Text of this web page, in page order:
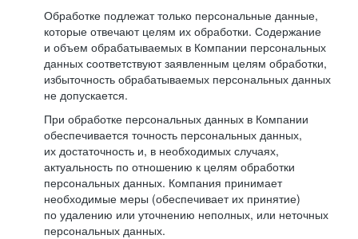
Обработке подлежат только персональные данные,
которые отвечают целям их обработки. Содержание
и объем обрабатываемых в Компании персональных
данных соответствуют заявленным целям обработки,
избыточность обрабатываемых персональных данных
не допускается.
При обработке персональных данных в Компании
обеспечивается точность персональных данных,
их достаточность и, в необходимых случаях,
актуальность по отношению к целям обработки
персональных данных. Компания принимает
необходимые меры (обеспечивает их принятие)
по удалению или уточнению неполных, или неточных
персональных данных.